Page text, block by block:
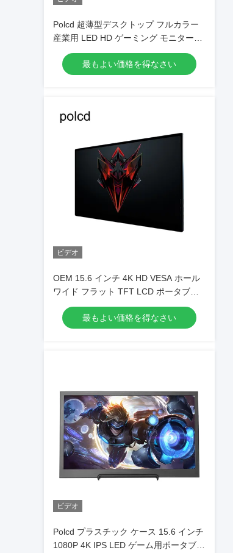
Polcd 超薄型デスクトップ フルカラー
産業用 LED HD ゲーミング モニター
11.6 インチ
最もよい価格を得なさい
ビデオ
OEM 15.6 インチ 4K HD VESA ホール
ワイド フラット TFT LCD ポータブル
ゲーム モニター 3840x2160
最もよい価格を得なさい
ビデオ
Polcd プラスチック ケース 15.6 インチ
1080P 4K IPS LED ゲーム用ポータブル